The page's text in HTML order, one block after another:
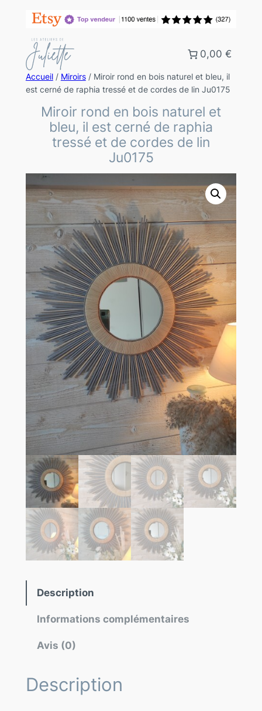
0,00 €
Accueil/ Miroirs/ Miroir rond en bois naturel et bleu, il
est cerné de raphia tressé et de cordes de lin Ju0175
Miroir rond en bois naturel et
bleu, il est cerné de raphia
tressé et de cordes de lin
Ju0175
Description
Informations complémentaires
Avis (0)
Description